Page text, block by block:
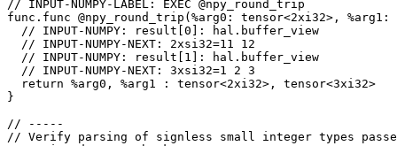
// INPUT-NUMPY-LABEL: EXEC @npy_round_trip
func.func @npy_round_trip(%arg0: tensor<2xi32>,
  // INPUT-NUMPY: result[0]: hal.buffer_view
  // INPUT-NUMPY-NEXT: 2xsi32=11 12
  // INPUT-NUMPY: result[1]: hal.buffer_view
  // INPUT-NUMPY-NEXT: 3xsi32=1 2 3
  return %arg0, %arg1 : tensor<2xi32>, tensor<3xi32>
}
// -----
// Verify parsing of signless small integer types